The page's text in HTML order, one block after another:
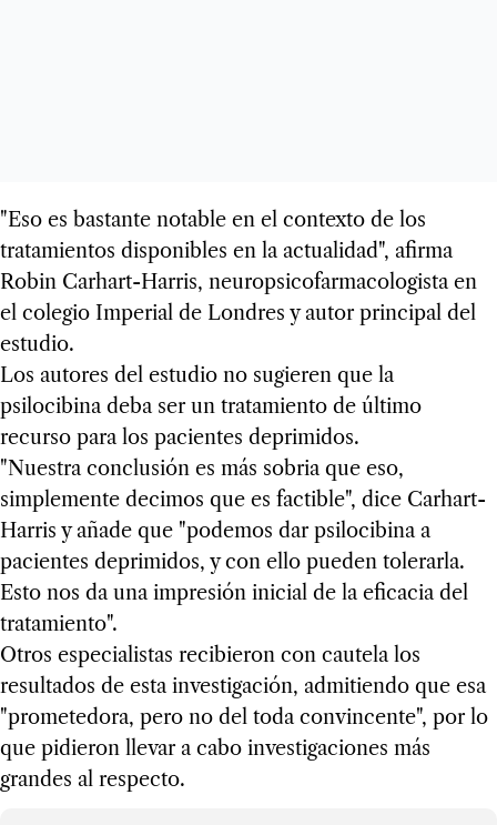
"Eso es bastante notable en el contexto de los
tratamientos disponibles en la actualidad", afirma
Robin Carhart-Harris, neuropsicofarmacologista en
el colegio Imperial de Londres y autor principal del
estudio.
Los autores del estudio no sugieren que la
psilocibina deba ser un tratamiento de último
recurso para los pacientes deprimidos.
"Nuestra conclusión es más sobria que eso,
simplemente decimos que es factible", dice Carhart-
Harris y añade que "podemos dar psilocibina a
pacientes deprimidos, y con ello pueden tolerarla.
Esto nos da una impresión inicial de la eficacia del
tratamiento".
Otros especialistas recibieron con cautela los
resultados de esta investigación, admitiendo que esa
"prometedora, pero no del toda convincente", por lo
que pidieron llevar a cabo investigaciones más
grandes al respecto.